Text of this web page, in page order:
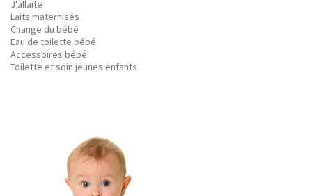
J'allaite
Laits maternisés
Change du bébé
Eau de toilette bébé
Accessoires bébé
Toilette et soin jeunes enfants